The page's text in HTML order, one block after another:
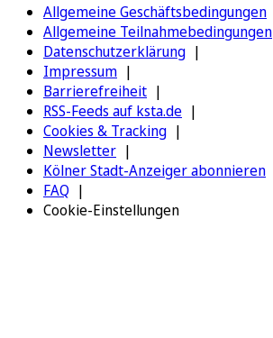
Allgemeine Geschäftsbedingungen
Allgemeine Teilnahmebedingungen
Datenschutzerklärung
Impressum
Barrierefreiheit
RSS-Feeds auf ksta.de
Cookies & Tracking
Newsletter
Kölner Stadt-Anzeiger abonnieren
FAQ
Cookie-Einstellungen